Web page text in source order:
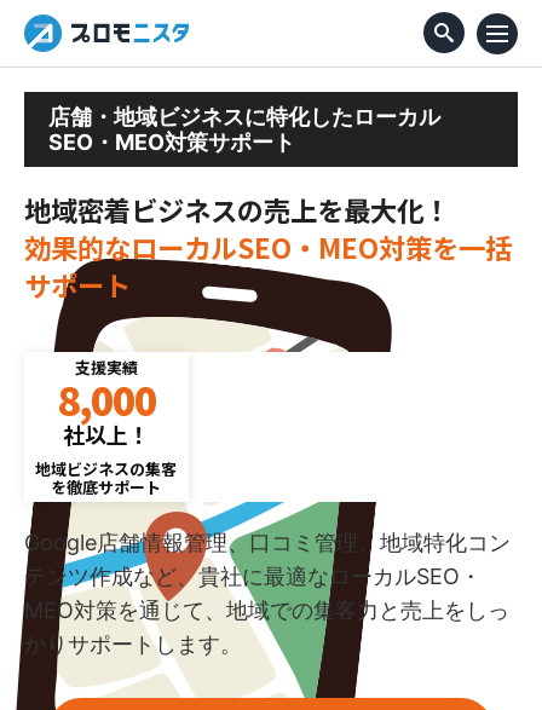
店舗・地域ビジネスに特化したローカル
SEO・MEO対策サポート
地域密着ビジネスの売上を最大化！
効果的なローカルSEO・MEO対策を一括
サポート
支援実績
8,000
社以上！
地域ビジネスの集客
を徹底サポート
Google店舗情報管理、口コミ管理、地域特化コン
テンツ作成など、貴社に最適なローカルSEO・
MEO対策を通じて、地域での集客力と売上をしっ
かりサポートします。